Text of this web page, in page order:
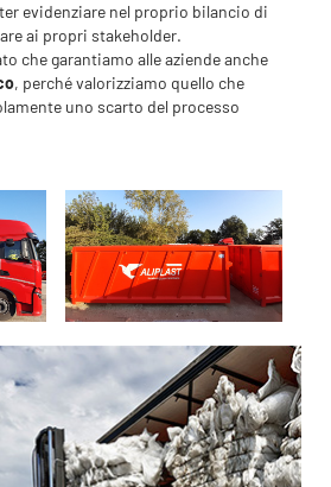
evidenziare nel proprio bilancio di
ai propri stakeholder.
che garantiamo alle aziende anche
, perché valorizziamo quello che
uno scarto del processo